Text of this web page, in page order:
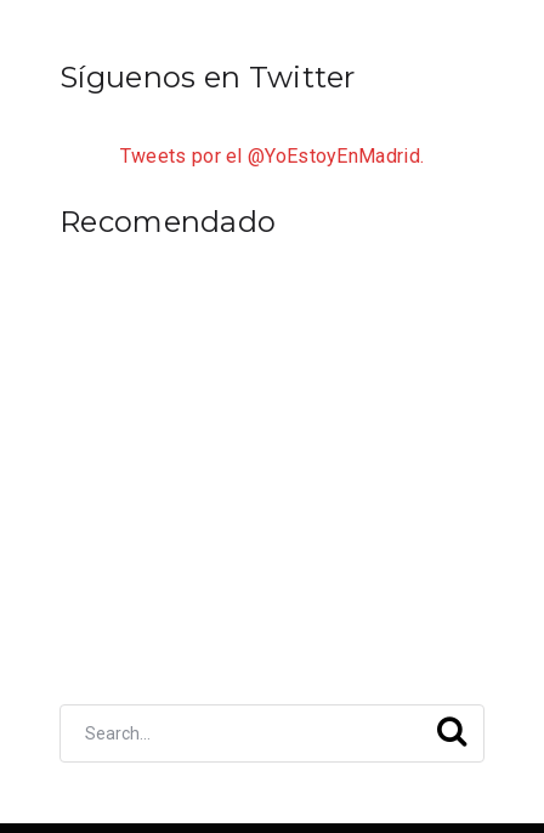
Síguenos en Twitter
Tweets por el @YoEstoyEnMadrid.
Recomendado